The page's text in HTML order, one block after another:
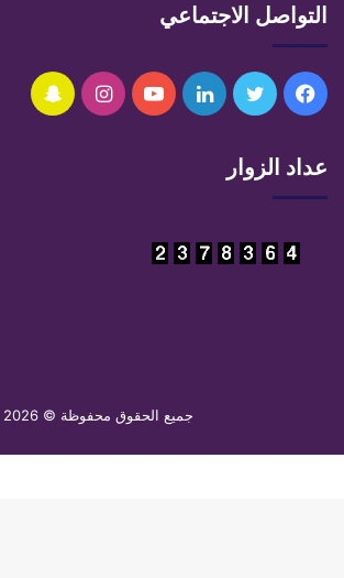
التواصل الاجتماعي
فيسبوكتويتر لينكدإنيوتيوبانستقرامسناب
عداد الزوار
جميع الحقوق محفوظة © 2026